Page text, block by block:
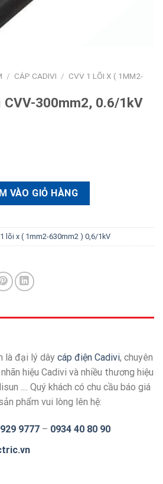
/ CÁP CADIVI / CVV 1 LÕI X ( 1MM2-
CVV-300mm2, 0.6/1kV
0.6/1kV số lượng
VÀO GIỎ HÀNG
lõi x ( 1mm2-630mm2 ) 0,6/1kV
là đại lý dây cáp điện Cadivi, chuyên
hiệu Cadivi và nhiều thương hiệu
.... Quý khách có chu cầu báo giá
phẩm vui lòng lên hệ:
9777 – 0934 40 80 90